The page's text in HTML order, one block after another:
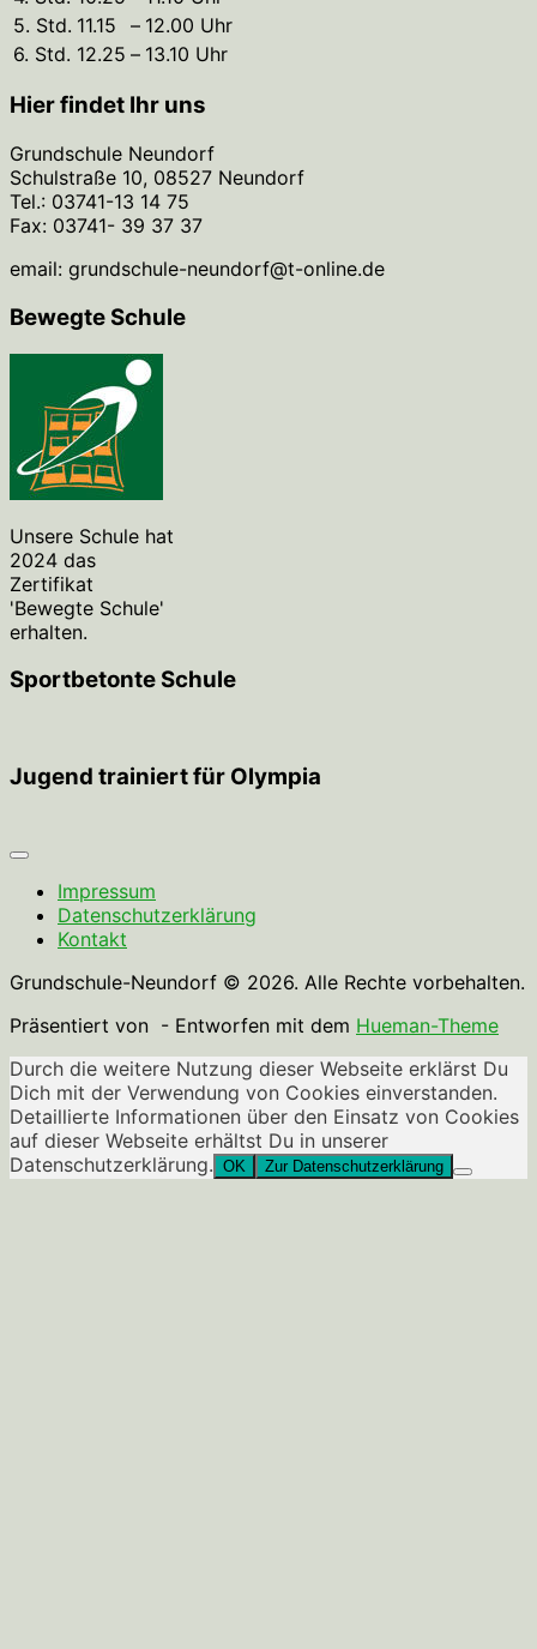
5. Std. 11.15 – 12.00 Uhr
6. Std. 12.25 – 13.10 Uhr
Hier findet Ihr uns
Grundschule Neundorf
Schulstraße 10, 08527 Neundorf
Tel.: 03741-13 14 75
Fax: 03741- 39 37 37
email: grundschule-neundorf@t-online.de
Bewegte Schule
Unsere Schule hat
2024 das
Zertifikat
'Bewegte Schule'
erhalten.
Sportbetonte Schule
Jugend trainiert für Olympia
Impressum
Datenschutzerklärung
Kontakt
Grundschule-Neundorf © 2026. Alle Rechte vorbehalten.
Präsentiert von - Entworfen mit dem Hueman-Theme
Durch die weitere Nutzung dieser Webseite erklärst Du
Dich mit der Verwendung von Cookies einverstanden.
Detaillierte Informationen über den Einsatz von Cookies
auf dieser Webseite erhältst Du in unserer
Datenschutzerklärung. OK Zur Datenschutzerklärung